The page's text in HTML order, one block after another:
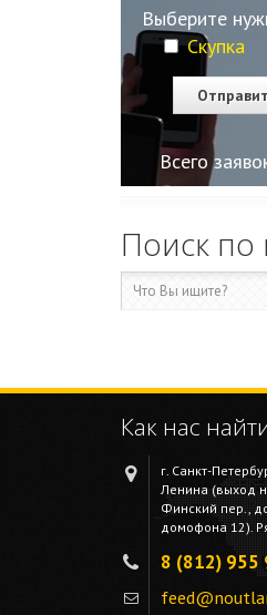
Выберите
Скупка
Всего
Поиск по
Как нас
г. Санкт-
Ленина (выход
Финский пер.,
домофона 12).
8 (812) 955